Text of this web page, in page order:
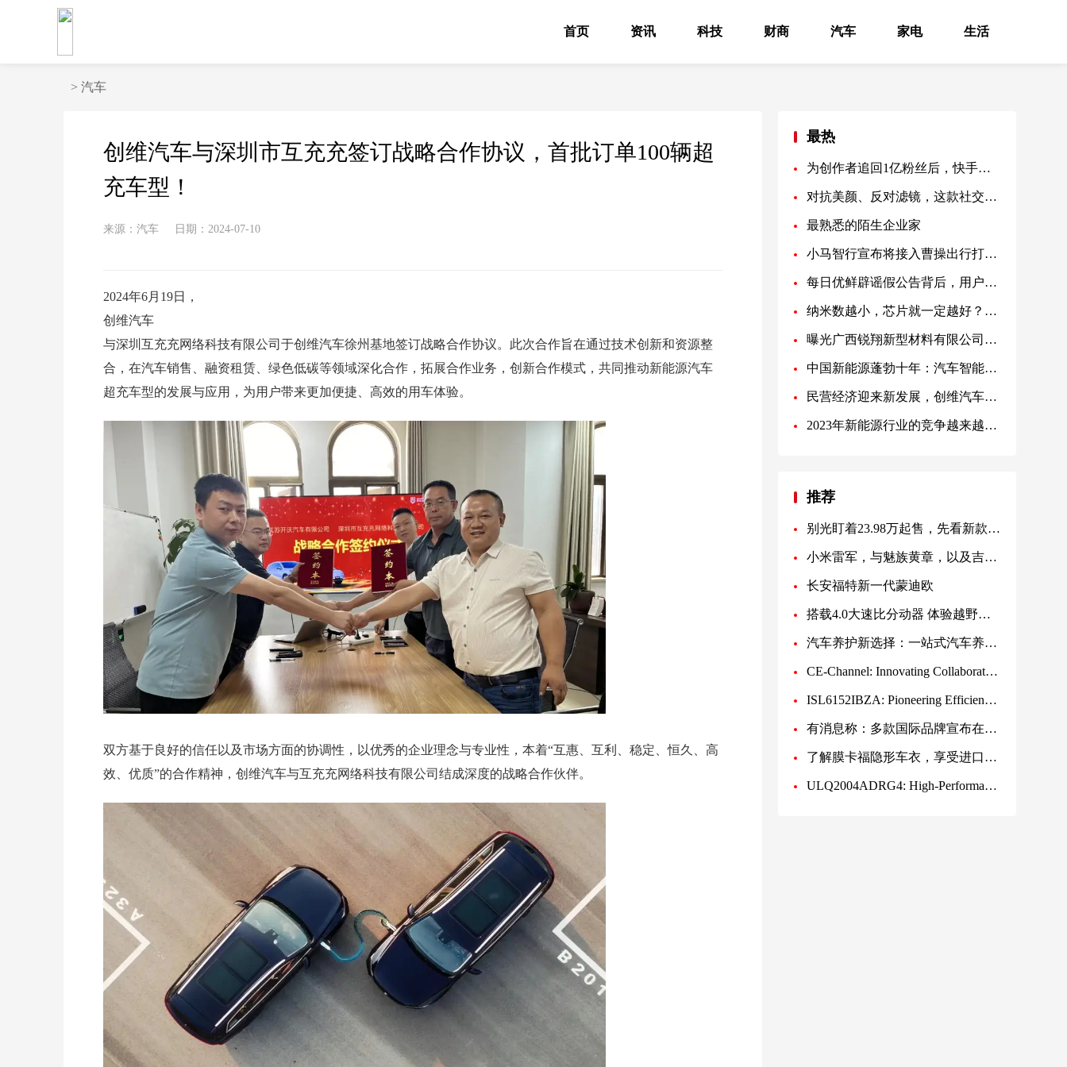
首页 资讯 科技 财商 汽车 家电 生活
> 汽车
创维汽车与深圳市互充充签订战略合作协议，首批订单100辆超
充车型！
来源：汽车 日期：2024-07-10
2024年6月19日，
创维汽车
与深圳互充充网络科技有限公司于创维汽车徐州基地签订战略合作协议。此次合作旨在通过技术创新和资源整
合，在汽车销售、融资租赁、绿色低碳等领域深化合作，拓展合作业务，创新合作模式，共同推动新能源汽车
超充车型的发展与应用，为用户带来更加便捷、高效的用车体验。
双方基于良好的信任以及市场方面的协调性，以优秀的企业理念与专业性，本着“互惠、互利、稳定、恒久、高
效、优质”的合作精神，创维汽车与互充充网络科技有限公司结成深度的战略合作伙伴。
最热
为创作者追回1亿粉丝后，快手还想帮他们“致富”
对抗美颜、反对滤镜，这款社交产品在海外爆火了
最熟悉的陌生企业家
小马智行宣布将接入曹操出行打车服务
每日优鲜辟谣假公告背后，用户与供应商退款成诈骗新套路
纳米数越小，芯片就一定越好？专家：就是营销炒作
曝光广西锐翔新型材料有限公司碳晶板全屋整装强调个性，保障居室温馨舒适
中国新能源蓬勃十年：汽车智能化的跃迁
民营经济迎来新发展，创维汽车创始人黄宏生谈创业之道
2023年新能源行业的竞争越来越激烈，车企赚钱是越来越难
推荐
别光盯着23.98万起售，先看新款腾势N7都升级了啥？
小米雷军，与魅族黄章，以及吉利李书福之间的“恩怨情仇”
长安福特新一代蒙迪欧
搭载4.0大速比分动器 体验越野攀爬第一车：全新BJ40刀锋英雄版
汽车养护新选择：一站式汽车养护维护用品平台
CE-Channel: Innovating Collaboration for Shared Success with Chinese Enterprises
ISL6152IBZA: Pioneering Efficiency and Reliability in Power Supply Solutions | ChipsX
有消息称：多款国际品牌宣布在澳召回商品！
了解膜卡福隐形车衣，享受进口品质与一折优惠
ULQ2004ADRG4: High-Performance Darlington Transistor Array for Efficient Switching Applications | Ch